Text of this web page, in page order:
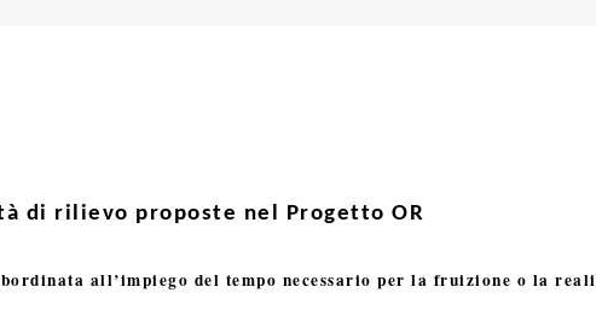
di rilievo proposte nel Progetto OR
all’impiego del tempo necessario per la fruizione o la